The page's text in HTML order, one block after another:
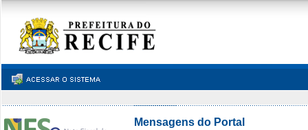
Mensagens do Portal